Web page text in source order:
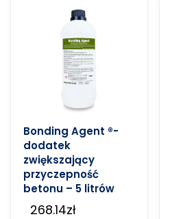
Bonding Agent ®-
dodatek
zwiększający
przyczepność
betonu – 5 litrów
268.14zł